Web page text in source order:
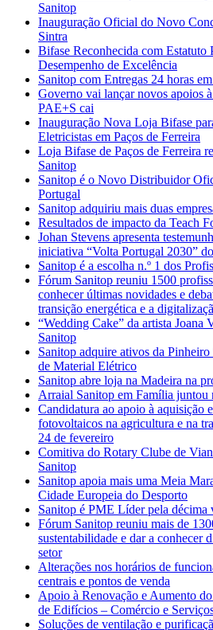
Sanitop
Inauguração Oficial do Novo
Sintra
Bifase Reconhecida com
Desempenho de Excelência
Sanitop com Entregas 24 horas
Governo vai lançar novos apoios
PAE+S cai
Inauguração Nova Loja Bifase
Eletricistas em Paços de Ferreira
Loja Bifase de Paços de Ferreira
Sanitop
Sanitop é o Novo Distribuidor
Portugal
Sanitop adquiriu mais duas
Resultados de impacto da Teach
Johan Stevens apresenta
iniciativa “Volta Portugal 2030”
Sanitop é a escolha n.º 1 dos
Fórum Sanitop reuniu 1500
conhecer últimas novidades e
transição energética e a
“Wedding Cake” da artista Joana
Sanitop
Sanitop adquire ativos da
de Material Elétrico
Sanitop abre loja na Madeira na
Arraial Sanitop em Família juntou
Candidatura ao apoio à aquisição
fotovoltaicos na agricultura e na
24 de fevereiro
Comitiva do Rotary Clube de
Sanitop
Sanitop apoia mais uma Meia
Cidade Europeia do Desporto
Sanitop é PME Líder pela décima
Fórum Sanitop reuniu mais de
sustentabilidade e dar a conhecer
setor
Alterações nos horários de
centrais e pontos de venda
Apoio à Renovação e Aumento
de Edifícios – Comércio e
Soluções de ventilação e